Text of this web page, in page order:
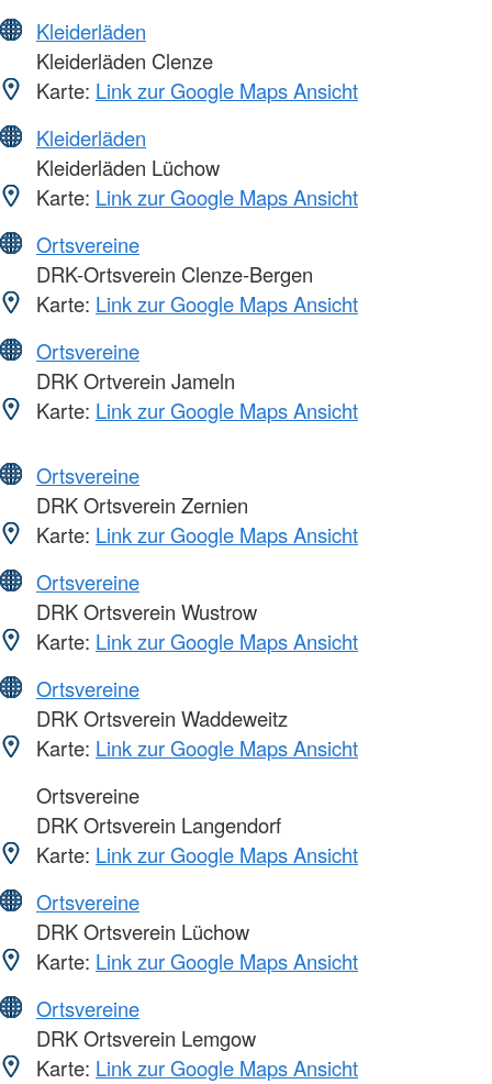
Kleiderläden
Kleiderläden Clenze
Karte: Link zur Google Maps Ansicht
Kleiderläden
Kleiderläden Lüchow
Karte: Link zur Google Maps Ansicht
Ortsvereine
DRK-Ortsverein Clenze-Bergen
Karte: Link zur Google Maps Ansicht
Ortsvereine
DRK Ortverein Jameln
Karte: Link zur Google Maps Ansicht
Ortsvereine
DRK Ortsverein Zernien
Karte: Link zur Google Maps Ansicht
Ortsvereine
DRK Ortsverein Wustrow
Karte: Link zur Google Maps Ansicht
Ortsvereine
DRK Ortsverein Waddeweitz
Karte: Link zur Google Maps Ansicht
Ortsvereine
DRK Ortsverein Langendorf
Karte: Link zur Google Maps Ansicht
Ortsvereine
DRK Ortsverein Lüchow
Karte: Link zur Google Maps Ansicht
Ortsvereine
DRK Ortsverein Lemgow
Karte: Link zur Google Maps Ansicht